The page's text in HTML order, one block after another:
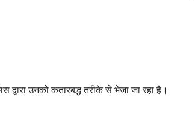
उनको कतारबद्ध तरीके से भेजा जा रहा है।